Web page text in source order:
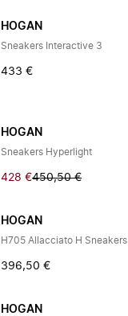
HOGAN
Sneakers Interactive 3
433 €
HOGAN
Sneakers Hyperlight
428 €450,50 €
HOGAN
H705 Allacciato H Sneakers
396,50 €
HOGAN